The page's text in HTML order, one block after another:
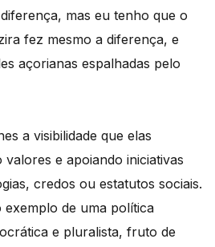
mas eu tenho que o
fez mesmo a diferença, e
açorianas espalhadas pelo
a visibilidade que elas
valores e apoiando iniciativas
credos ou estatutos sociais.
de uma política
e pluralista, fruto de